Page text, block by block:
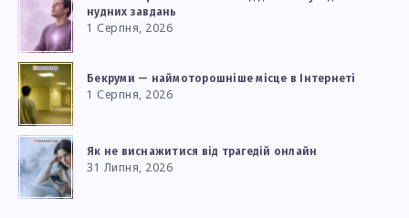
нудних завдань
1 Серпня, 2026
Бекруми — наймоторошніше місце в Інтернеті
1 Серпня, 2026
Як не виснажитися від трагедій онлайн
31 Липня, 2026